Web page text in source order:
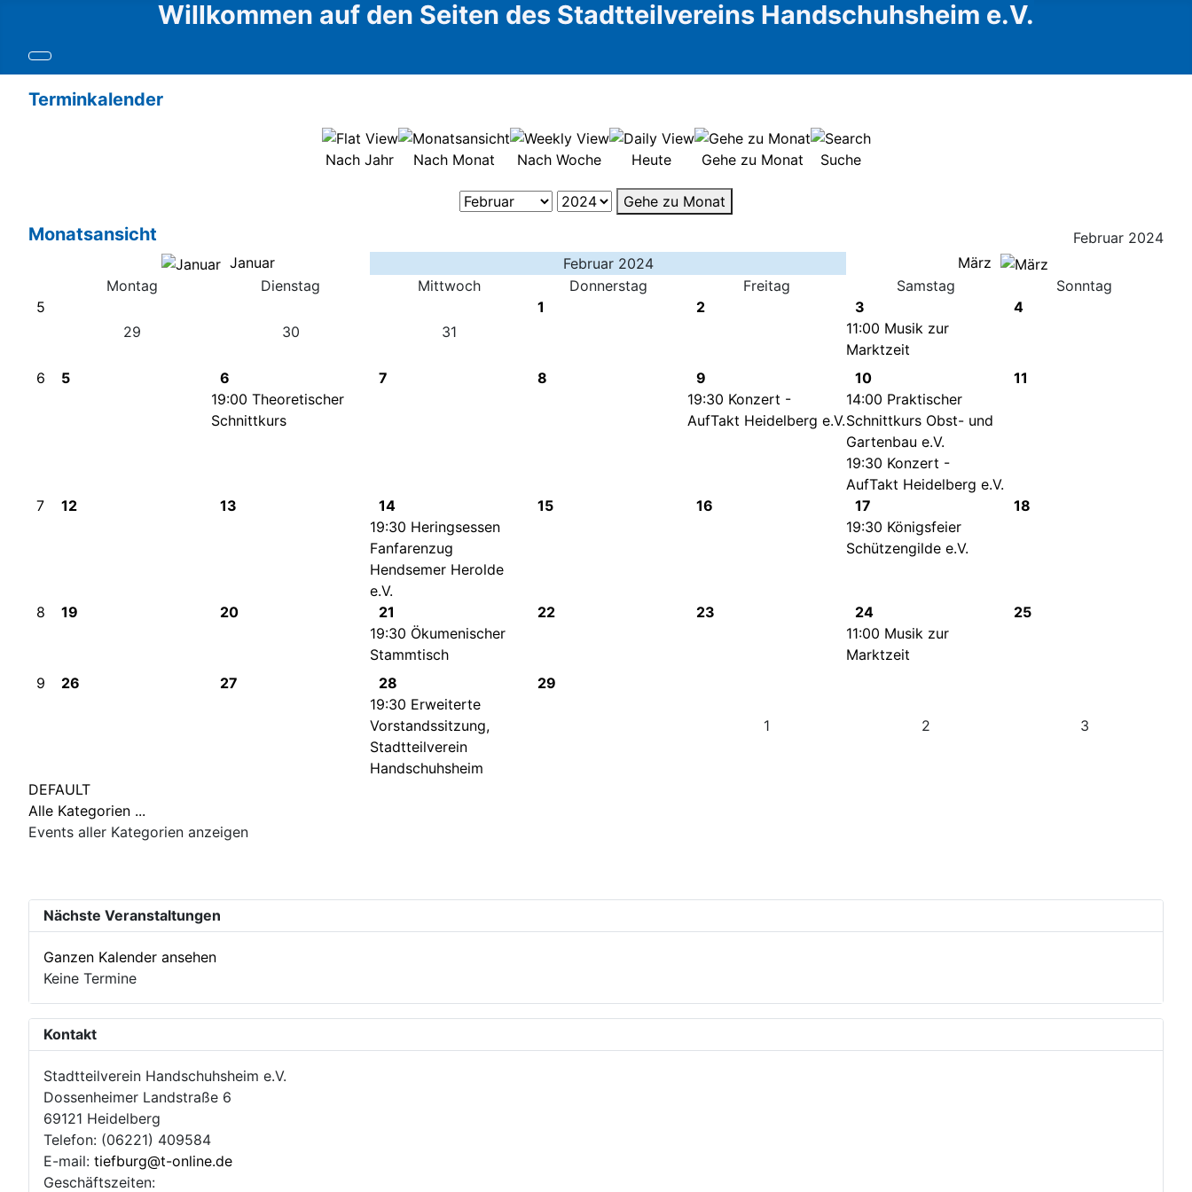
Willkommen auf den Seiten des Stadtteilvereins Handschuhsheim e.V.
Terminkalender
Nach Jahr Nach Monat Nach Woche Heute Gehe zu Monat Suche
Gehe zu Monat
Monatsansicht
Februar 2024
Januar
Februar 2024
März
Montag
Dienstag Mittwoch Donnerstag Freitag Samstag
Sonntag
5
29
30 31
1 2
3
11:00 Musik zur
Marktzeit
4
6 5
6
19:00 Theoretischer
Schnittkurs
7 8
9
19:30 Konzert -
AufTakt Heidelberg e.V.
10
14:00 Praktischer
Schnittkurs Obst- und
Gartenbau e.V.
19:30 Konzert -
AufTakt Heidelberg e.V.
11
7 12 13
14
19:30 Heringsessen
Fanfarenzug
Hendsemer Herolde
e.V.
15 16
17
19:30 Königsfeier
Schützengilde e.V.
18
8 19 20
21
19:30 Ökumenischer
Stammtisch
22 23
24
11:00 Musik zur
Marktzeit
25
9 26 27
28
19:30 Erweiterte
Vorstandssitzung,
Stadtteilverein
Handschuhsheim
29
1 2 3
DEFAULT
Alle Kategorien ...
Events aller Kategorien anzeigen
Nächste Veranstaltungen
Ganzen Kalender ansehen
Keine Termine
Kontakt
Stadtteilverein Handschuhsheim e.V.
Dossenheimer Landstraße 6
69121 Heidelberg
Telefon: (06221) 409584
E-mail: tiefburg@t-online.de
Geschäftszeiten: